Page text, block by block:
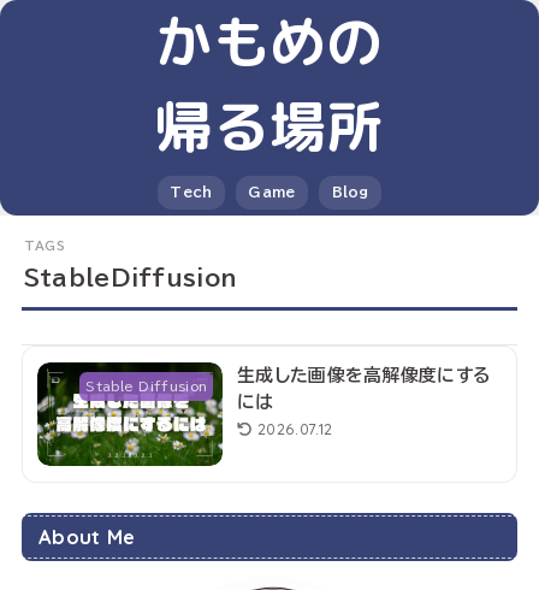
かもめの
帰る場所
Tech Game Blog
StableDiffusion
Stable Diffusion
生成した画像を高解像度にする
には
2026.07.12
About Me